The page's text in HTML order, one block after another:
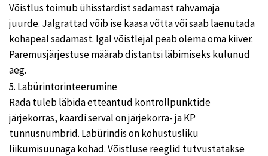
Võistlus toimub ühisstardist sadamast rahvamaja
juurde. Jalgrattad võib ise kaasa võtta või saab laenutada
kohapeal sadamast. Igal võistlejal peab olema oma kiiver.
Paremusjärjestuse määrab distantsi läbimiseks kulunud
aeg.
5. Labürintorinteerumine
Rada tuleb läbida etteantud kontrollpunktide
järjekorras, kaardi serval on järjekorra- ja KP
tunnusnumbrid. Labürindis on kohustusliku
liikumisuunaga kohad. Võistluse reeglid tutvustatakse